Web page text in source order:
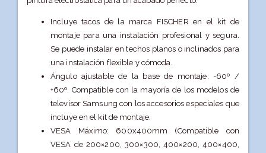
Incluye tacos de la marca FISCHER en el kit de
montaje para una instalación profesional y segura.
Se puede instalar en techos planos o inclinados para
una instalación flexible y cómoda.
Ángulo ajustable de la base de montaje: -60º /
+60º. Compatible con la mayoría de los modelos de
televisor Samsung con los accesorios especiales que
incluye en el kit de montaje.
VESA Máximo: 600x400mm (Compatible con
VESA de 200×200, 300×300, 400×200, 400×400,